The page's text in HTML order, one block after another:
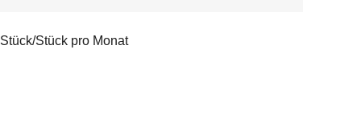
Stück pro Monat